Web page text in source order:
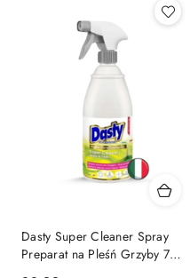
Dasty Super Cleaner Spray
Preparat na Pleśń Grzyby 700